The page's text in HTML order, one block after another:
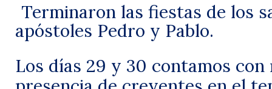
Terminaron las fiestas de los
apóstoles Pedro y Pablo.
Los días 29 y 30 contamos con